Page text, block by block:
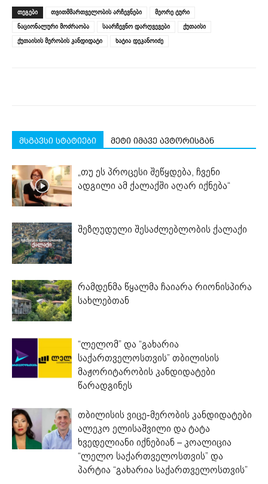
(Opens
in
new
window)
(Opens
in
new
window)
(Opens
in
new
window)
(Opens
in
new
window)
(Opens
in
new
window)
new
window)
ᲗᲔᲒᲔᲑᲘ თვითმმართველობის არჩევნები
მეორე ტური
ნაციონალური მოძრაობა
საარჩევნო დარღვევები
ქუთაისი
ქუთაისის მერობის კანდიდატი
ხატია დეკანოიძე
მსგავსი სტატიები მეტი იმავე ავტორისგან
„თუ ეს პროცესი შეწყდება, ჩვენი
ადგილი ამ ქალაქში აღარ იქნება“
შეზღუდული შესაძლებლობის ქალაქი
რამდენმა წყალმა ჩაიარა რიონისპირა
სახლებთან
“ლელომ” და “გახარია
საქართველოსთვის” თბილისის
მაჟორიტარობის კანდიდატები
წარადგინეს
თბილისის ვიცე-მერობის კანდიდატები
ალეკო ელისაშვილი და ტატა
ხვედელიანი იქნებიან – კოალიცია
“ლელო საქართველოსთვის” და
პარტია “გახარია საქართველოსთვის”